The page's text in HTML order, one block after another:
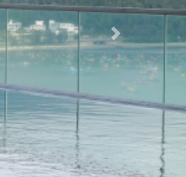
Next